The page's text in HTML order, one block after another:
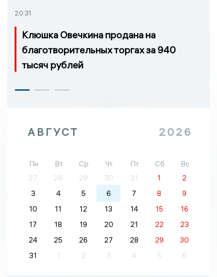
20:31
Клюшка Овечкина продана на
благотворительных торгах за 940
тысяч рублей
АВГУСТ 2026
Пн Вт Ср Чт Пт Сб
Вс
27
28 29 30 31 1
2
3
4 5 6 7 8
9
10
11 12 13 14 15
16
17
18 19 20 21 22
23
24
25 26 27 28 29
30
31
1 2 3 4 5 6